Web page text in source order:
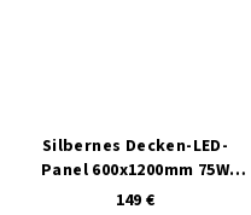
Silbernes Decken-LED-
Panel 600x1200mm 75W
tagweiß
149 €